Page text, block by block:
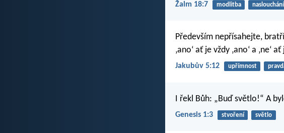
Žalm 18:7 modlitba naslouchání
Především nepřísahejte,
‚ano‘ ať je vždy ‚ano‘ a ‚ne‘
Jakubův 5:12 upřímnost
I řekl Bůh: „Buď světlo!“ A
Genesis 1:3 stvoření světlo